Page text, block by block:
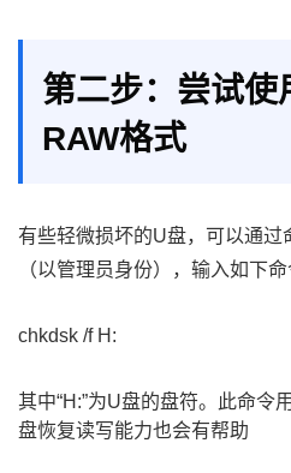
第二步：尝试使
RAW格式
有些轻微损坏的U盘，可以通过
（以管理员身份），输入如下命
chkdsk /f H:
其中“H:”为U盘的盘符。此命令
盘恢复读写能力也会有帮助